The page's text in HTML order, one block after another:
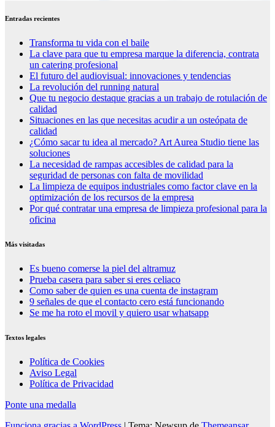
Entradas recientes
Transforma tu vida con el baile
La clave para que tu empresa marque la diferencia, contrata
un catering profesional
El futuro del audiovisual: innovaciones y tendencias
La revolución del running natural
Que tu negocio destaque gracias a un trabajo de rotulación de
calidad
Situaciones en las que necesitas acudir a un osteópata de
calidad
¿Cómo sacar tu idea al mercado? Art Aurea Studio tiene las
soluciones
La necesidad de rampas accesibles de calidad para la
seguridad de personas con falta de movilidad
La limpieza de equipos industriales como factor clave en la
optimización de los recursos de la empresa
Por qué contratar una empresa de limpieza profesional para la
oficina
Más visitadas
Es bueno comerse la piel del altramuz
Prueba casera para saber si eres celiaco
Como saber de quien es una cuenta de instagram
9 señales de que el contacto cero está funcionando
Se me ha roto el movil y quiero usar whatsapp
Textos legales
Política de Cookies
Aviso Legal
Política de Privacidad
Ponte una medalla